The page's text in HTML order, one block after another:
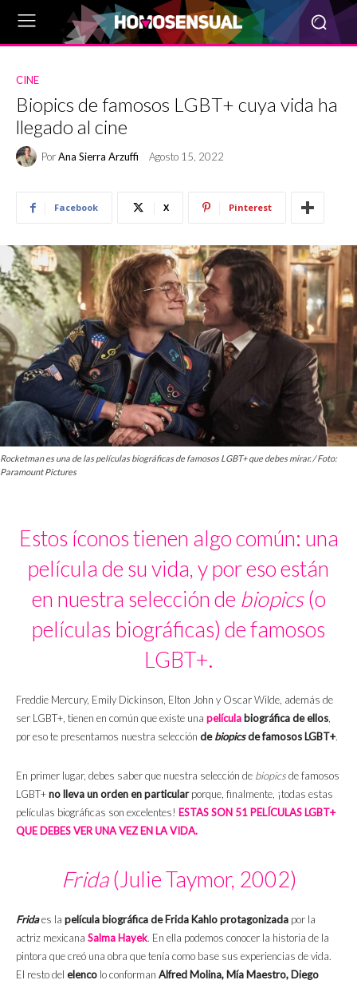
CINE
Biopics de famosos LGBT+ cuya vida ha
llegado al cine
PorAna Sierra Arzuffi Agosto 15, 2022
Facebook X Pinterest
Rocketman es una de las películas biográficas de famosos LGBT+ que debes mirar. / Foto:
Paramount Pictures
Estos íconos tienen algo común: una
película de su vida, y por eso están
en nuestra selección de biopics(o
películas biográficas) de famosos
LGBT+.
Freddie Mercury, Emily Dickinson, Elton John y Oscar Wilde, además de
ser LGBT+, tienen en común que existe una película biográfica de ellos,
por eso te presentamos nuestra selección debiopicsde famosos LGBT+.
En primer lugar, debes saber que nuestra selección de biopicsde famosos
LGBT+no lleva un orden en particularporque, finalmente, ¡todas estas
películas biográficas son excelentes! ESTAS SON 51 PELÍCULAS LGBT+
QUE DEBES VER UNA VEZ EN LA VIDA.
Frida(Julie Taymor, 2002)
Fridaes la película biográfica de Frida Kahloprotagonizada por la
actriz mexicana Salma Hayek. En ella podemos conocer la historia de la
pintora que creó una obra que tenía como base sus experiencias de vida.
El resto del elenco lo conforman Alfred Molina, Mía Maestro, Diego